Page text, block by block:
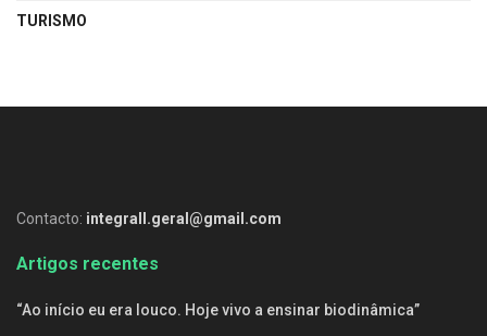
TURISMO
Contacto: integrall.geral@gmail.com
Artigos recentes
“Ao início eu era louco. Hoje vivo a ensinar biodinâmica”